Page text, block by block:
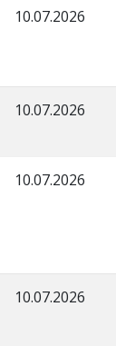
10.07.2026
10.07.2026
10.07.2026
10.07.2026